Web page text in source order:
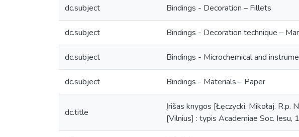
dc.subject Bindings - Decoration – Fillets
dc.subject Bindings - Decoration technique –
dc.subject Bindings - Microchemical and
dc.subject Bindings - Materials – Paper
dc.title
Įrišas knygos [Łęczycki, Mikołaj. R.p.
[Vilnius] : typis Academiae Soc. Iesu,